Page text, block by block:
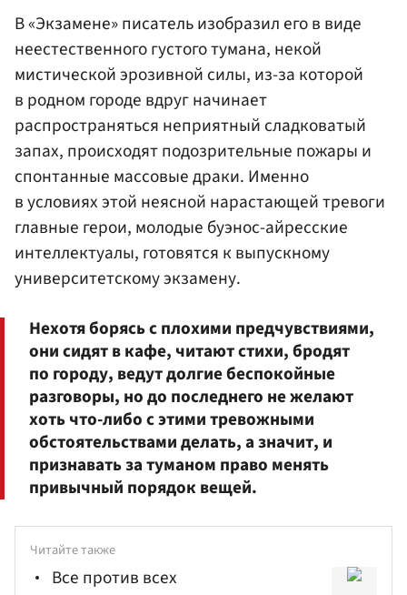
В «Экзамене» писатель изобразил его в виде
неестественного густого тумана, некой
мистической эрозивной силы, из-за которой
в родном городе вдруг начинает
распространяться неприятный сладковатый
запах, происходят подозрительные пожары и
спонтанные массовые драки. Именно
в условиях этой неясной нарастающей тревоги
главные герои, молодые буэнос-айресские
интеллектуалы, готовятся к выпускному
университетскому экзамену.
Нехотя борясь с плохими предчувствиями,
они сидят в кафе, читают стихи, бродят
по городу, ведут долгие беспокойные
разговоры, но до последнего не желают
хоть что-либо с этими тревожными
обстоятельствами делать, а значит, и
признавать за туманом право менять
привычный порядок вещей.
Читайте также
Все против всех